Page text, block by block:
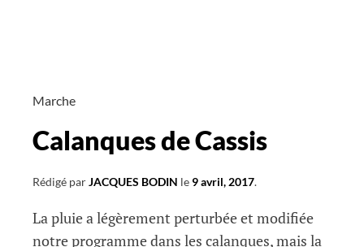
Marche
Calanques de Cassis
Rédigé parJACQUES BODIN le 9 avril, 2017.
La pluie a légèrement perturbée et modifiée
notre programme dans les calanques, mais la